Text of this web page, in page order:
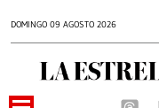
DOMINGO 09 AGOSTO 2026